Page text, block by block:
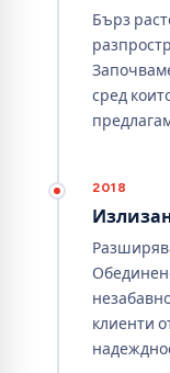
Бърз
сред
2018
клиенти